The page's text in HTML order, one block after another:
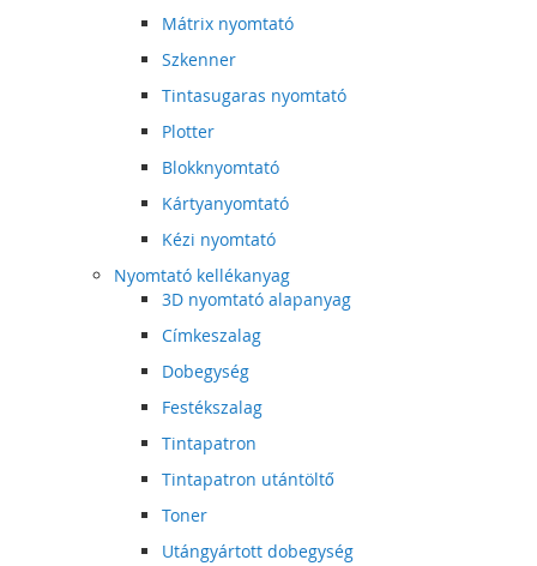
Mátrix nyomtató
Szkenner
Tintasugaras nyomtató
Plotter
Blokknyomtató
Kártyanyomtató
Kézi nyomtató
Nyomtató kellékanyag
3D nyomtató alapanyag
Címkeszalag
Dobegység
Festékszalag
Tintapatron
Tintapatron utántöltő
Toner
Utángyártott dobegység